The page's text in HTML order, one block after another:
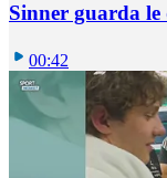
Sinner guarda
00:42